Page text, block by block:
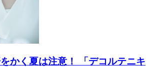
かく夏は注意！ 「デコルテニキ